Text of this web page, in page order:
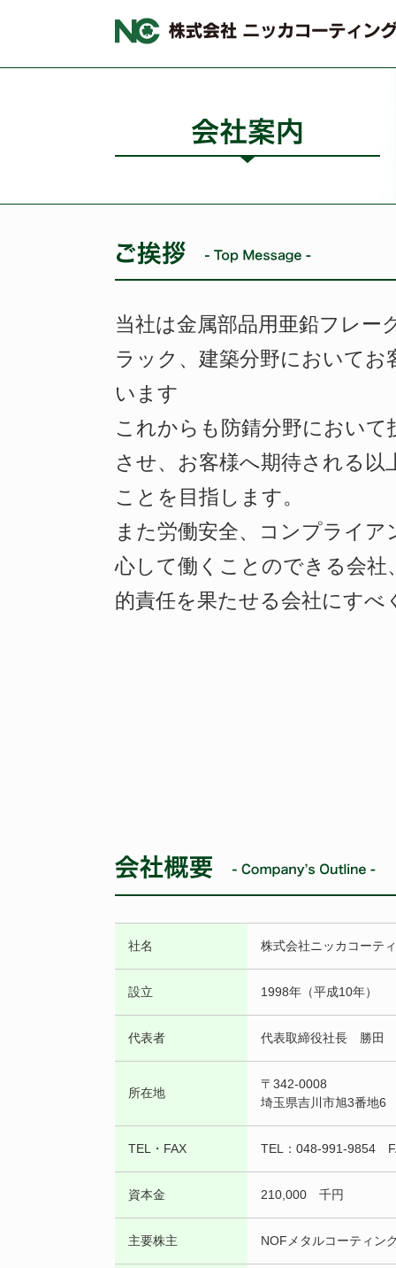
当社は金属部品用亜鉛フレー
ラック、建築分野において
います
これからも防錆分野におい
させ、お客様へ期待される
ことを目指します。
また労働安全、コンプライ
心して働くことのできる会
的責任を果たせる会社にす
社名 株式会社ニッカコーテ
設立 1998年（平成10年）
代表者 代表取締役社長 勝田
所在地
〒342-0008
埼玉県吉川市旭3番地6
TEL・FAX TEL：048-991-9854
資本金 210,000 千円
主要株主 NOFメタルコーティン